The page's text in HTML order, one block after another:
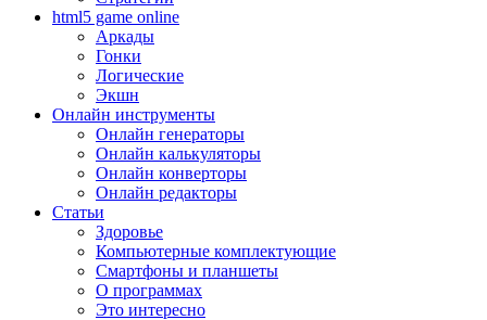
html5 game online
Аркады
Гонки
Логические
Экшн
Онлайн инструменты
Онлайн генераторы
Онлайн калькуляторы
Онлайн конверторы
Онлайн редакторы
Статьи
Здоровье
Компьютерные комплектующие
Смартфоны и планшеты
О программах
Это интересно